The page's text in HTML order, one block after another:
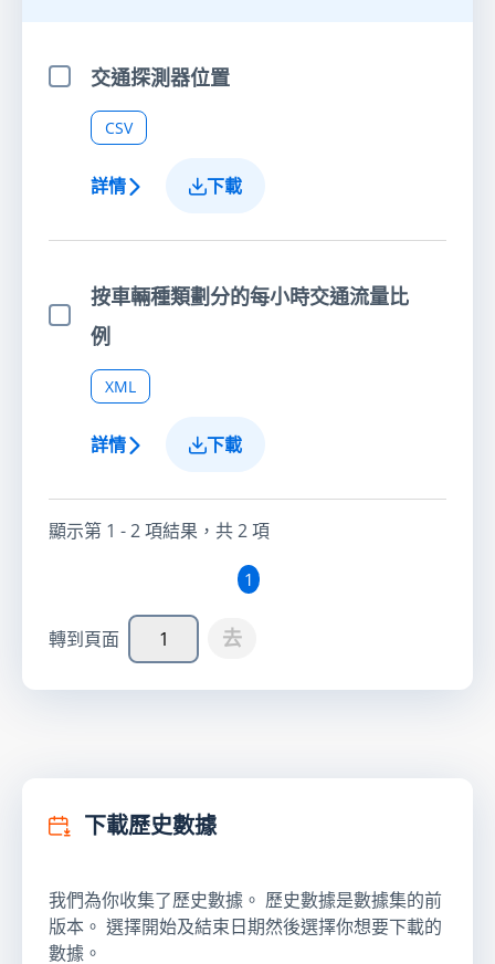
選擇項目交通探測器位置
CSV
詳情 下載
選擇項目
按車輛種類劃分的每小時交通流量比
例
XML
詳情 下載
顯示第 1 - 2項結果，共2項
1
轉到頁面 去
下載歷史數據
我們為你收集了歷史數據。 歷史數據是數據集的前
版本。 選擇開始及結束日期然後選擇你想要下載的
數據。